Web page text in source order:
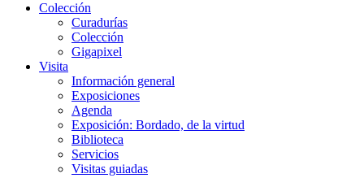
Colección
Curadurías
Colección
Gigapixel
Visita
Información general
Exposiciones
Agenda
Exposición: Bordado, de la virtud
Biblioteca
Servicios
Visitas guiadas